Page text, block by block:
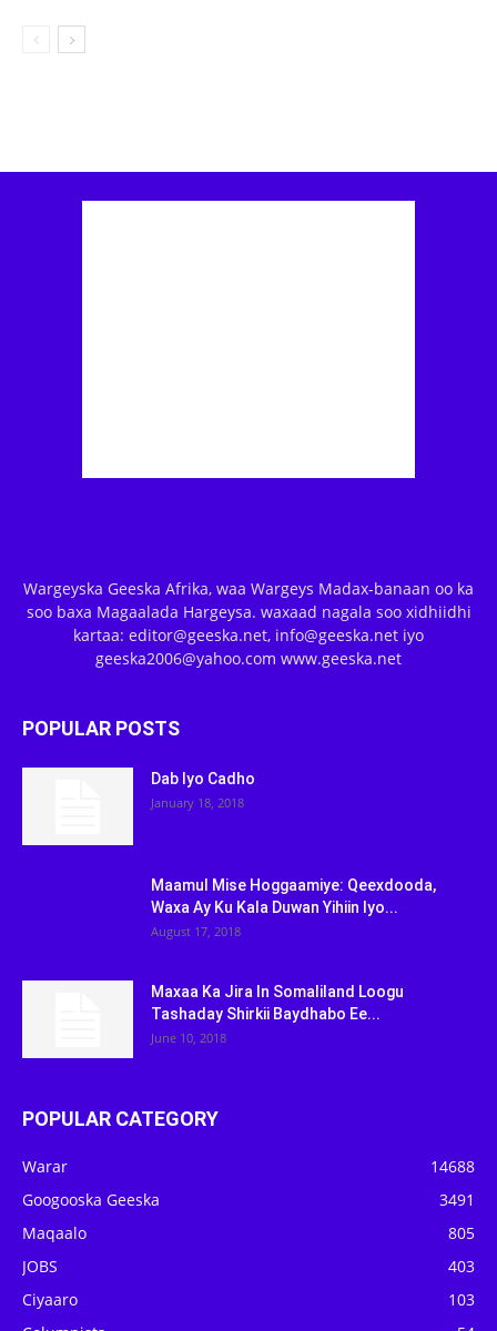
Wargeyska Geeska Afrika, waa Wargeys Madax-banaan oo ka
soo baxa Magaalada Hargeysa. waxaad nagala soo xidhiidhi
kartaa: editor@geeska.net, info@geeska.net iyo
geeska2006@yahoo.com www.geeska.net
POPULAR POSTS
Dab Iyo Cadho
January 18, 2018
Maamul Mise Hoggaamiye: Qeexdooda,
Waxa Ay Ku Kala Duwan Yihiin Iyo...
August 17, 2018
Maxaa Ka Jira In Somaliland Loogu
Tashaday Shirkii Baydhabo Ee...
June 10, 2018
POPULAR CATEGORY
Warar
14688
Googooska Geeska
3491
Maqaalo
805
JOBS
403
Ciyaaro
103